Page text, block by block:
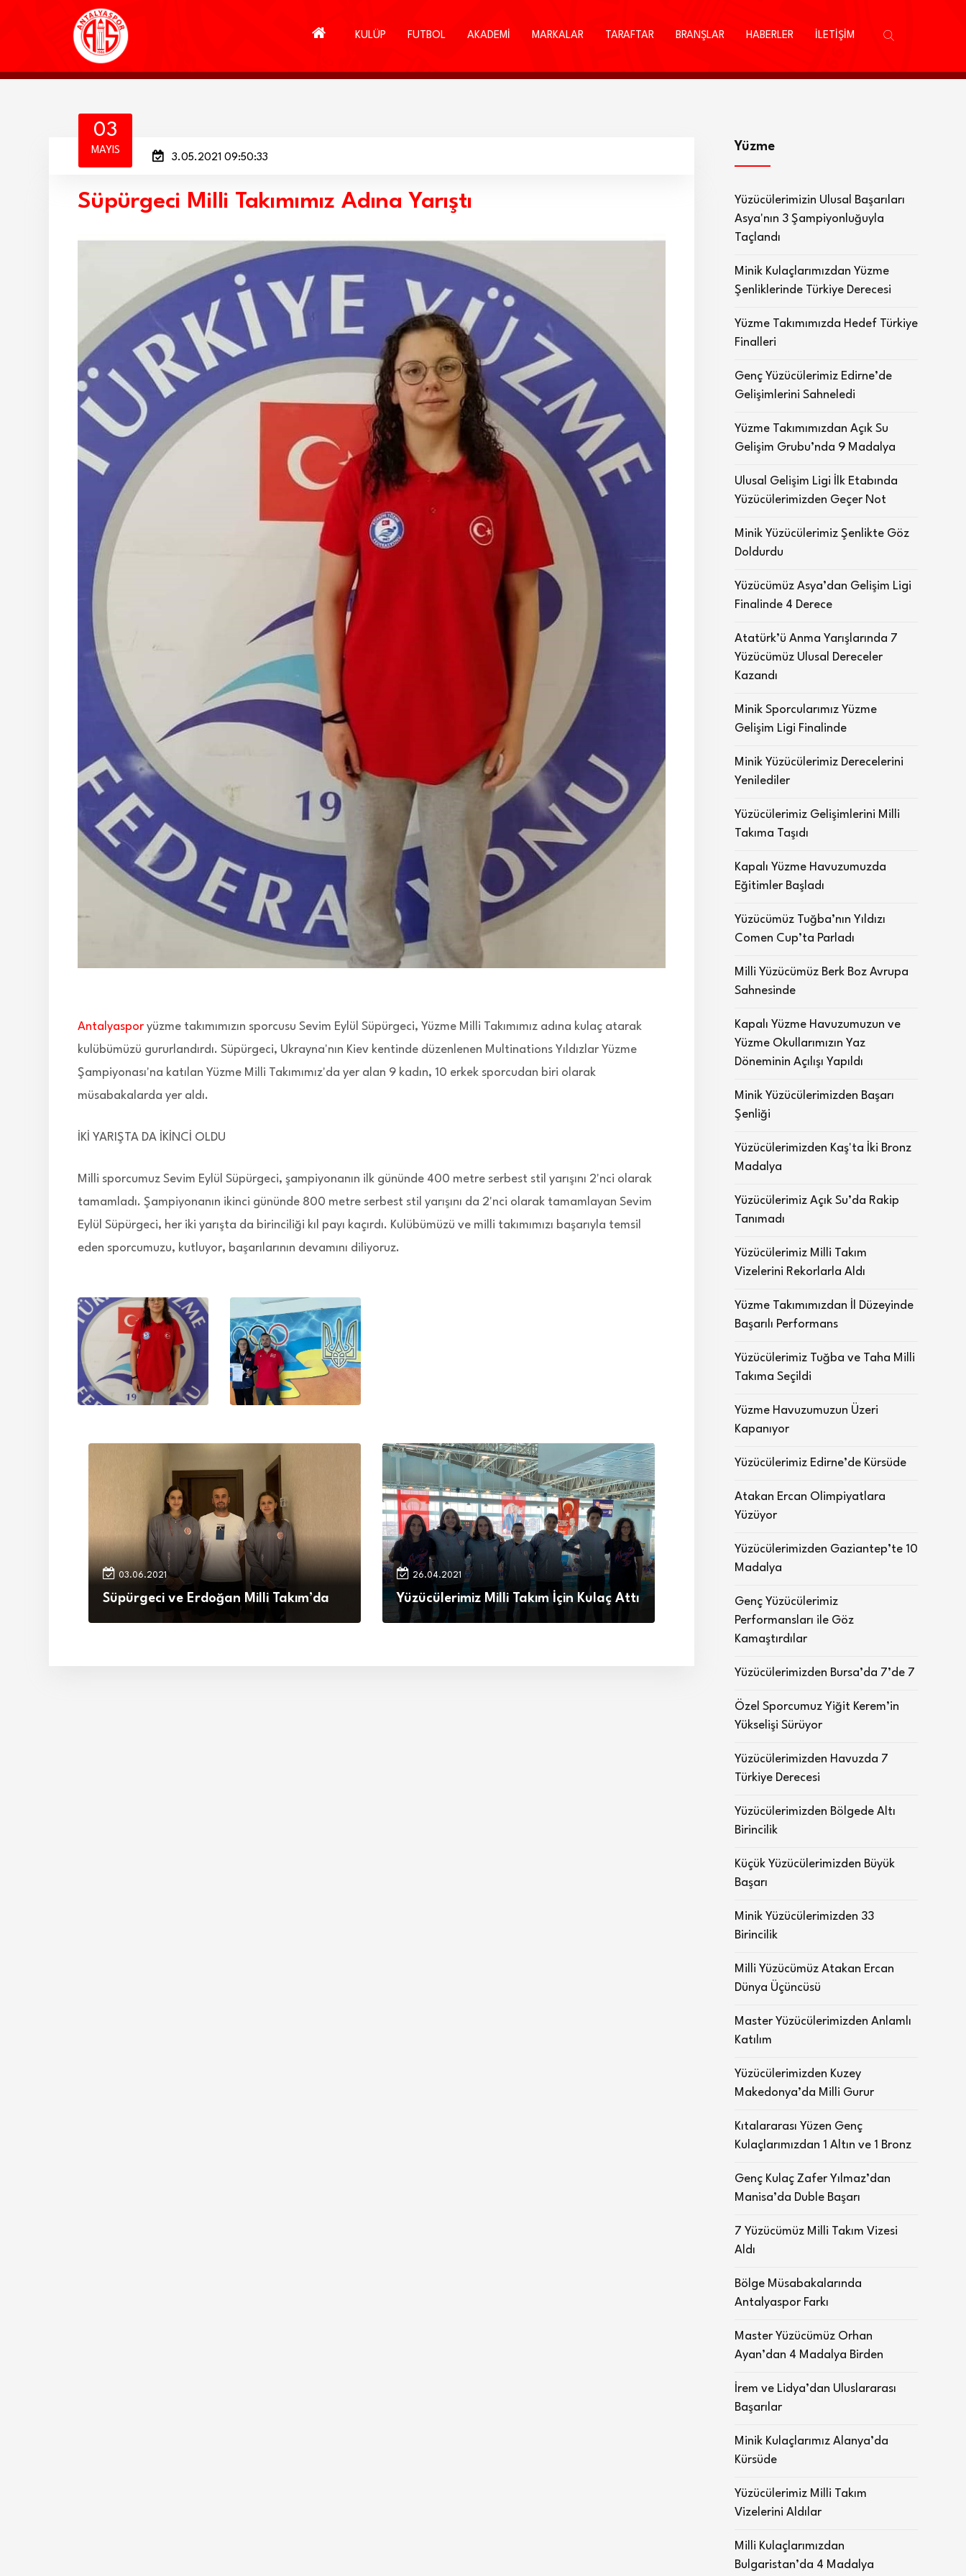
KULÜP FUTBOL AKADEMİ MARKALAR TARAFTAR BRANŞLAR HABERLER İLETİŞİM
03
MAYIS
3.05.2021 09:50:33
Süpürgeci Milli Takımımız Adına Yarıştı
Antalyaspor yüzme takımımızın sporcusu Sevim Eylül Süpürgeci, Yüzme Milli Takımımız adına kulaç atarak
kulübümüzü gururlandırdı. Süpürgeci, Ukrayna'nın Kiev kentinde düzenlenen Multinations Yıldızlar Yüzme
Şampiyonası'na katılan Yüzme Milli Takımımız'da yer alan 9 kadın, 10 erkek sporcudan biri olarak
müsabakalarda yer aldı.
İKİ YARIŞTA DA İKİNCİ OLDU
Milli sporcumuz Sevim Eylül Süpürgeci, şampiyonanın ilk gününde 400 metre serbest stil yarışını 2'nci olarak
tamamladı. Şampiyonanın ikinci gününde 800 metre serbest stil yarışını da 2'nci olarak tamamlayan Sevim
Eylül Süpürgeci, her iki yarışta da birinciliği kıl payı kaçırdı. Kulübümüzü ve milli takımımızı başarıyla temsil
eden sporcumuzu, kutluyor, başarılarının devamını diliyoruz.
03.06.2021
Süpürgeci ve Erdoğan Milli Takım’da
26.04.2021
Yüzücülerimiz Milli Takım İçin Kulaç Attı
Yüzme
Yüzücülerimizin Ulusal Başarıları
Asya'nın 3 Şampiyonluğuyla
Taçlandı
Minik Kulaçlarımızdan Yüzme
Şenliklerinde Türkiye Derecesi
Yüzme Takımımızda Hedef Türkiye
Finalleri
Genç Yüzücülerimiz Edirne’de
Gelişimlerini Sahneledi
Yüzme Takımımızdan Açık Su
Gelişim Grubu’nda 9 Madalya
Ulusal Gelişim Ligi İlk Etabında
Yüzücülerimizden Geçer Not
Minik Yüzücülerimiz Şenlikte Göz
Doldurdu
Yüzücümüz Asya’dan Gelişim Ligi
Finalinde 4 Derece
Atatürk’ü Anma Yarışlarında 7
Yüzücümüz Ulusal Dereceler
Kazandı
Minik Sporcularımız Yüzme
Gelişim Ligi Finalinde
Minik Yüzücülerimiz Derecelerini
Yenilediler
Yüzücülerimiz Gelişimlerini Milli
Takıma Taşıdı
Kapalı Yüzme Havuzumuzda
Eğitimler Başladı
Yüzücümüz Tuğba’nın Yıldızı
Comen Cup’ta Parladı
Milli Yüzücümüz Berk Boz Avrupa
Sahnesinde
Kapalı Yüzme Havuzumuzun ve
Yüzme Okullarımızın Yaz
Döneminin Açılışı Yapıldı
Minik Yüzücülerimizden Başarı
Şenliği
Yüzücülerimizden Kaş'ta İki Bronz
Madalya
Yüzücülerimiz Açık Su’da Rakip
Tanımadı
Yüzücülerimiz Milli Takım
Vizelerini Rekorlarla Aldı
Yüzme Takımımızdan İl Düzeyinde
Başarılı Performans
Yüzücülerimiz Tuğba ve Taha Milli
Takıma Seçildi
Yüzme Havuzumuzun Üzeri
Kapanıyor
Yüzücülerimiz Edirne’de Kürsüde
Atakan Ercan Olimpiyatlara
Yüzüyor
Yüzücülerimizden Gaziantep’te 10
Madalya
Genç Yüzücülerimiz
Performansları ile Göz
Kamaştırdılar
Yüzücülerimizden Bursa’da 7’de 7
Özel Sporcumuz Yiğit Kerem’in
Yükselişi Sürüyor
Yüzücülerimizden Havuzda 7
Türkiye Derecesi
Yüzücülerimizden Bölgede Altı
Birincilik
Küçük Yüzücülerimizden Büyük
Başarı
Minik Yüzücülerimizden 33
Birincilik
Milli Yüzücümüz Atakan Ercan
Dünya Üçüncüsü
Master Yüzücülerimizden Anlamlı
Katılım
Yüzücülerimizden Kuzey
Makedonya’da Milli Gurur
Kıtalararası Yüzen Genç
Kulaçlarımızdan 1 Altın ve 1 Bronz
Genç Kulaç Zafer Yılmaz’dan
Manisa’da Duble Başarı
7 Yüzücümüz Milli Takım Vizesi
Aldı
Bölge Müsabakalarında
Antalyaspor Farkı
Master Yüzücümüz Orhan
Ayan’dan 4 Madalya Birden
İrem ve Lidya’dan Uluslararası
Başarılar
Minik Kulaçlarımız Alanya’da
Kürsüde
Yüzücülerimiz Milli Takım
Vizelerini Aldılar
Milli Kulaçlarımızdan
Bulgaristan’da 4 Madalya